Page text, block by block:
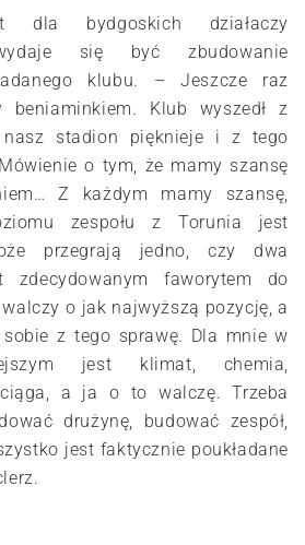
dla bydgoskich działaczy
się być zbudowanie
klubu. – Jeszcze raz
beniaminkiem. Klub wyszedł z
nasz stadion pięknieje i z tego
o tym, że mamy szansę
Z każdym mamy szansę,
zespołu z Torunia jest
przegrają jedno, czy dwa
zdecydowanym faworytem do
o jak najwyższą pozycję, a
z tego sprawę. Dla mnie w
jest klimat, chemia,
a ja o to walczę. Trzeba
drużynę, budować zespół,
jest faktycznie poukładane